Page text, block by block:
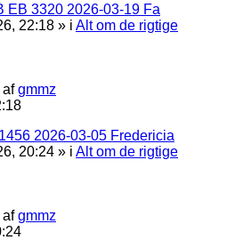
EB 3320 2026-03-19 Fa
22:18 » i Alt om de rigtige
afgmmz
2026-03-05 Fredericia
20:24 » i Alt om de rigtige
afgmmz